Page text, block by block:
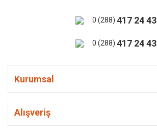
0 (288) 417 24 43
0 (288) 417 24 43
Kurumsal
Alışveriş